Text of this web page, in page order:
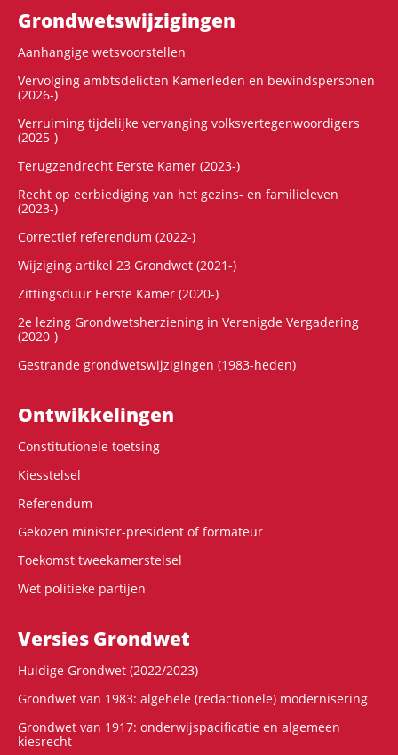
Grondwets­wijzigingen
Aanhangige wetsvoorstellen
Vervolging ambtsdelicten Kamerleden en bewindspersonen
(2026-)
Verruiming tijdelijke vervanging volksvertegenwoordigers
(2025-)
Terugzendrecht Eerste Kamer (2023-)
Recht op eerbiediging van het gezins- en familieleven
(2023-)
Correctief referendum (2022-)
Wijziging artikel 23 Grondwet (2021-)
Zittingsduur Eerste Kamer (2020-)
2e lezing Grondwetsherziening in Verenigde Vergadering
(2020-)
Gestrande grondwetswijzigingen (1983-heden)
Ontwikke­lingen
Constitutionele toetsing
Kiesstelsel
Referendum
Gekozen minister-president of formateur
Toekomst tweekamerstelsel
Wet politieke partijen
Versies Grondwet
Huidige Grondwet (2022/2023)
Grondwet van 1983: algehele (redactionele) modernisering
Grondwet van 1917: onderwijspacificatie en algemeen
kiesrecht